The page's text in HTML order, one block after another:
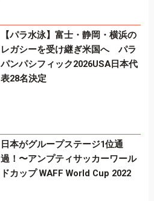
【パラ水泳】富士・静岡・横浜の
レガシーを受け継ぎ米国へ パラ
パンパシフィック2026USA日本代
表28名決定
日本がグループステージ1位通
過！〜アンプティサッカーワール
ドカップ WAFF World Cup 2022